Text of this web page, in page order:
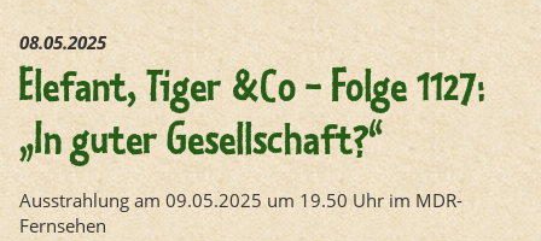
08.05.2025
Elefant, Tiger &Co - Folge 1127:
„In guter Gesellschaft?“
Ausstrahlung am 09.05.2025 um 19.50 Uhr im MDR-
Fernsehen